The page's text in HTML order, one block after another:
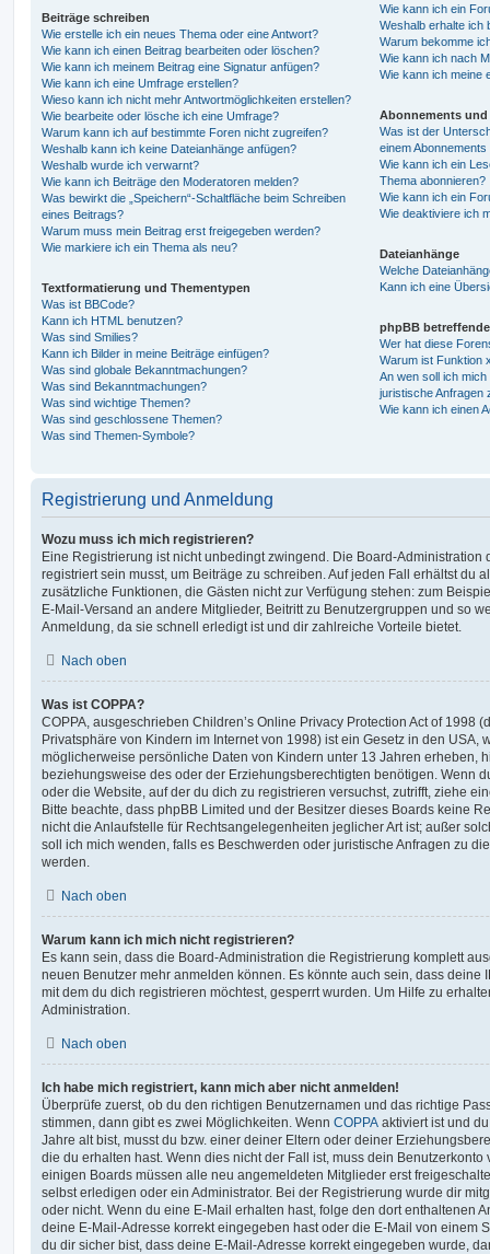
Beiträge schreiben
Wie erstelle ich ein neues Thema oder eine Antwort?
Wie kann ich einen Beitrag bearbeiten oder löschen?
Wie kann ich meinem Beitrag eine Signatur anfügen?
Wie kann ich eine Umfrage erstellen?
Wieso kann ich nicht mehr Antwortmöglichkeiten erstellen?
Wie bearbeite oder lösche ich eine Umfrage?
Warum kann ich auf bestimmte Foren nicht zugreifen?
Weshalb kann ich keine Dateianhänge anfügen?
Weshalb wurde ich verwarnt?
Wie kann ich Beiträge den Moderatoren melden?
Was bewirkt die „Speichern“-Schaltfläche beim Schreiben
eines Beitrags?
Warum muss mein Beitrag erst freigegeben werden?
Wie markiere ich ein Thema als neu?
Textformatierung und Thementypen
Was ist BBCode?
Kann ich HTML benutzen?
Was sind Smilies?
Kann ich Bilder in meine Beiträge einfügen?
Was sind globale Bekanntmachungen?
Was sind Bekanntmachungen?
Was sind wichtige Themen?
Was sind geschlossene Themen?
Was sind Themen-Symbole?
Wie kann ich ein
Weshalb erhalte ich
Warum bekomme
Wie kann ich nach
Wie kann ich meine
Abonnements und
Was ist der
einem
Wie kann ich ein
Thema abonnieren?
Wie kann ich ein
Wie deaktiviere ich
Dateianhänge
Welche
Kann ich eine
phpBB
Wer hat diese
Warum ist Funktion
An wen soll ich
juristische Anfragen
Wie kann ich einen
Registrierung und Anmeldung
Wozu muss ich mich registrieren?
Eine Registrierung ist nicht unbedingt zwingend. Die Board-Administration
registriert sein musst, um Beiträge zu schreiben. Auf jeden Fall erhältst du
zusätzliche Funktionen, die Gästen nicht zur Verfügung stehen: zum
E-Mail-Versand an andere Mitglieder, Beitritt zu Benutzergruppen und so
Anmeldung, da sie schnell erledigt ist und dir zahlreiche Vorteile bietet.
Nach oben
Was ist COPPA?
COPPA, ausgeschrieben Children’s Online Privacy Protection Act of 1998
Privatsphäre von Kindern im Internet von 1998) ist ein Gesetz in den USA,
möglicherweise persönliche Daten von Kindern unter 13 Jahren erheben,
beziehungsweise des oder der Erziehungsberechtigten benötigen. Wenn
oder die Website, auf der du dich zu registrieren versuchst, zutrifft, ziehe
Bitte beachte, dass phpBB Limited und der Besitzer dieses Boards keine
nicht die Anlaufstelle für Rechtsangelegenheiten jeglicher Art ist; außer
soll ich mich wenden, falls es Beschwerden oder juristische Anfragen zu
werden.
Nach oben
Warum kann ich mich nicht registrieren?
Es kann sein, dass die Board-Administration die Registrierung komplett
neuen Benutzer mehr anmelden können. Es könnte auch sein, dass deine
mit dem du dich registrieren möchtest, gesperrt wurden. Um Hilfe zu
Administration.
Nach oben
Ich habe mich registriert, kann mich aber nicht anmelden!
Überprüfe zuerst, ob du den richtigen Benutzernamen und das richtige
stimmen, dann gibt es zwei Möglichkeiten. Wenn COPPA aktiviert ist und
Jahre alt bist, musst du bzw. einer deiner Eltern oder deiner
die du erhalten hast. Wenn dies nicht der Fall ist, muss dein
einigen Boards müssen alle neu angemeldeten Mitglieder erst
selbst erledigen oder ein Administrator. Bei der Registrierung wurde dir
oder nicht. Wenn du eine E-Mail erhalten hast, folge den dort enthaltenen
deine E-Mail-Adresse korrekt eingegeben hast oder die E-Mail von einem
du dir sicher bist, dass deine E-Mail-Adresse korrekt eingegeben wurde,